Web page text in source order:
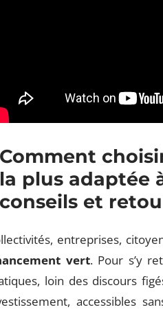
Comment
la plus adaptée
conseils et
entreprises,
vert. Pour s’y
loin des discours
accessibles